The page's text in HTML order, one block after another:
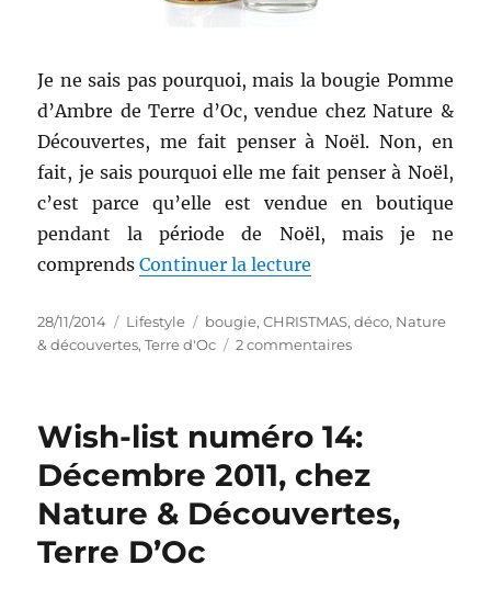
Je ne sais pas pourquoi, mais la bougie Pomme
d’Ambre de Terre d’Oc, vendue chez Nature &
Découvertes, me fait penser à Noël. Non, en
fait, je sais pourquoi elle me fait penser à Noël,
c’est parce qu’elle est vendue en boutique
pendant la période de Noël, mais je ne
comprendsContinuer la lecture
Publié
le
28/11/2014 Catégories
Lifestyle Étiquettes
bougie,CHRISTMAS,déco, Nature
& découvertes,Terre d'Oc 2 commentairessur
:
parfumée
Pomme
d’Ambre
Wish-list numéro 14:
Décembre 2011, chez
Nature & Découvertes,
Terre D’Oc